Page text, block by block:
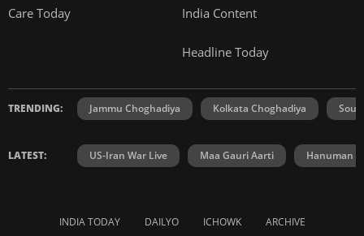
Care Today India Content
Headline Today
TRENDING: Jammu Choghadiya Kolkata Choghadiya
LATEST: US-Iran War Live Maa Gauri Aarti Hanuman
INDIA TODAY DAILYO ICHOWK ARCHIVE